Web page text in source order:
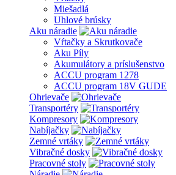
Miešadlá
Uhlové brúsky
Aku náradie
Vŕtačky a Skrutkovače
Aku Píly
Akumulátory a príslušenstvo
ACCU program 1278
ACCU program 18V GUDE
Ohrievače
Transportéry
Kompresory
Nabíjačky
Zemné vrtáky
Vibračné dosky
Pracovné stoly